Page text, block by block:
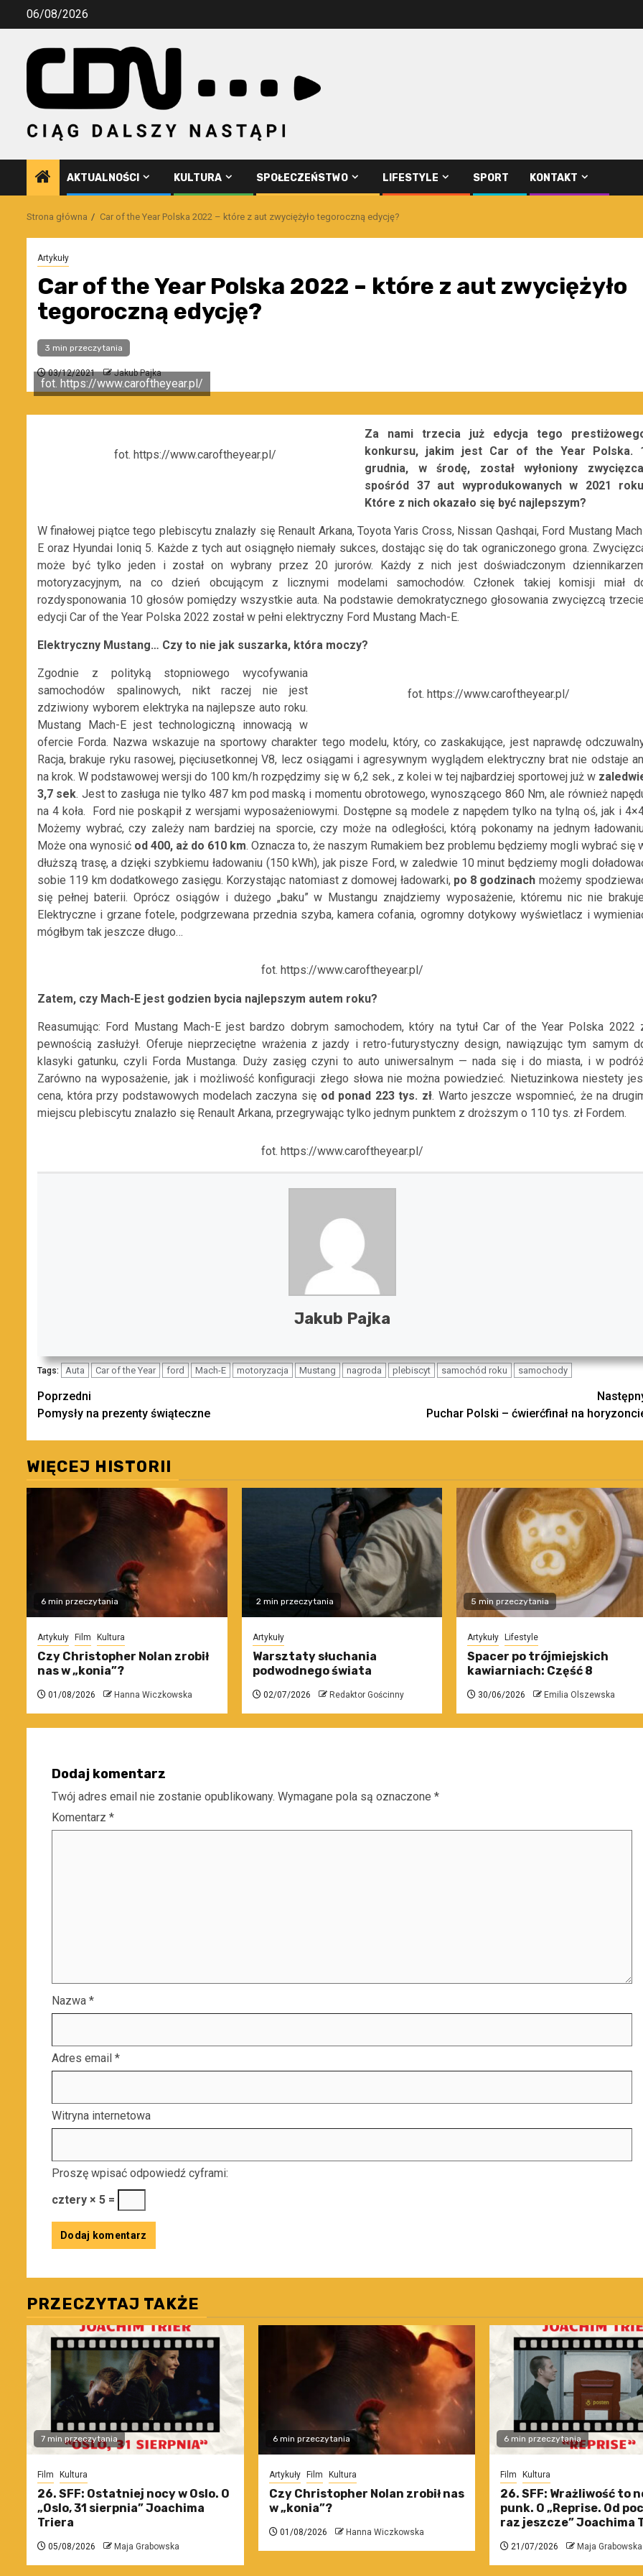
Przejdź06/08/2026
AKTUALNOŚCI KULTURA SPOŁECZEŃSTWO LIFESTYLE SPORT KONTAKT
Strona główna Car of the Year Polska 2022 – które z aut zwyciężyło tegoroczną edycję?
Artykuły
Car of the Year Polska 2022 – które z aut zwyciężyło
tegoroczną edycję?
3 min przeczytania
03/12/2021 Jakub Pajka
fot. https://www.caroftheyear.pl/
fot. https://www.caroftheyear.pl/
Za nami trzecia już edycja tego
konkursu, jakim jest Car of the Year Polska.
grudnia, w środę, został wyłoniony
spośród 37 aut wyprodukowanych w 2021
Które z nich okazało się być najlepszym?
W finałowej piątce tego plebiscytu znalazły się Renault Arkana, Toyota Yaris Cross, Nissan Qashqai, Ford Mustang
E oraz Hyundai Ioniq 5. Każde z tych aut osiągnęło niemały sukces, dostając się do tak ograniczonego grona.
może być tylko jeden i został on wybrany przez 20 jurorów. Każdy z nich jest doświadczonym
motoryzacyjnym, na co dzień obcującym z licznymi modelami samochodów. Członek takiej komisji miał
rozdysponowania 10 głosów pomiędzy wszystkie auta. Na podstawie demokratycznego głosowania zwycięzcą
edycji Car of the Year Polska 2022 został w pełni elektryczny Ford Mustang Mach-E.
Elektryczny Mustang… Czy to nie jak suszarka, która moczy?
fot. https://www.caroftheyear.pl/
Zgodnie z polityką stopniowego wycofywania
samochodów spalinowych, nikt raczej nie jest
zdziwiony wyborem elektryka na najlepsze auto roku.
Mustang Mach-E jest technologiczną innowacją w
ofercie Forda. Nazwa wskazuje na sportowy charakter tego modelu, który, co zaskakujące, jest naprawdę
Racja, brakuje ryku rasowej, pięciusetkonnej V8, lecz osiągami i agresywnym wyglądem elektryczny brat nie odstaje
na krok. W podstawowej wersji do 100 km/h rozpędzimy się w 6,2 sek., z kolei w tej najbardziej sportowej już w
3,7 sek. Jest to zasługa nie tylko 487 km pod maską i momentu obrotowego, wynoszącego 860 Nm, ale również
na 4 koła. Ford nie poskąpił z wersjami wyposażeniowymi. Dostępne są modele z napędem tylko na tylną oś, jak i
Możemy wybrać, czy zależy nam bardziej na sporcie, czy może na odległości, którą pokonamy na jednym
Może ona wynosić od 400, aż do 610 km. Oznacza to, że naszym Rumakiem bez problemu będziemy mogli wybrać się
dłuższą trasę, a dzięki szybkiemu ładowaniu (150 kWh), jak pisze Ford, w zaledwie 10 minut będziemy mogli
sobie 119 km dodatkowego zasięgu. Korzystając natomiast z domowej ładowarki, po 8 godzinach możemy
się pełnej baterii. Oprócz osiągów i dużego „baku” w Mustangu znajdziemy wyposażenie, któremu nic nie
Elektryczne i grzane fotele, podgrzewana przednia szyba, kamera cofania, ogromny dotykowy wyświetlacz i
mógłbym tak jeszcze długo…
fot. https://www.caroftheyear.pl/
Zatem, czy Mach-E jest godzien bycia najlepszym autem roku?
Reasumując: Ford Mustang Mach-E jest bardzo dobrym samochodem, który na tytuł Car of the Year Polska 2022
pewnością zasłużył. Oferuje nieprzeciętne wrażenia z jazdy i retro-futurystyczny design, nawiązując tym samym
klasyki gatunku, czyli Forda Mustanga. Duży zasięg czyni to auto uniwersalnym — nada się i do miasta, i w
Zarówno na wyposażenie, jak i możliwość konfiguracji złego słowa nie można powiedzieć. Nietuzinkowa niestety
cena, która przy podstawowych modelach zaczyna się od ponad 223 tys. zł. Warto jeszcze wspomnieć, że na
miejscu plebiscytu znalazło się Renault Arkana, przegrywając tylko jednym punktem z droższym o 110 tys. zł Fordem.
fot. https://www.caroftheyear.pl/
Jakub Pajka
Tags: Auta Car of the Year ford Mach-E motoryzacja Mustang nagroda plebiscyt samochód roku samochody
Zobacz
wpisy
Poprzedni
Pomysły na prezenty świąteczne
Puchar Polski – ćwierćfinał na
WIĘCEJ HISTORII
6 min przeczytania
Artykuły Film Kultura
Czy Christopher Nolan zrobił
nas w „konia”?
01/08/2026 Hanna Wiczkowska
2 min przeczytania
Artykuły
Warsztaty słuchania
podwodnego świata
02/07/2026 Redaktor Gościnny
5 min przeczytania
Artykuły Lifestyle
Spacer po trójmiejskich
kawiarniach: Część 8
30/06/2026 Emilia Olszewska
Dodaj komentarz
Twój adres email nie zostanie opublikowany. Wymagane pola są oznaczone *
Komentarz *
Nazwa *
Adres email *
Witryna internetowa
Proszę wpisać odpowiedź cyframi:
cztery × 5 =
PRZECZYTAJ TAKŻE
7 min przeczytania
Film Kultura
26. SFF: Ostatniej nocy w Oslo. O
„Oslo, 31 sierpnia” Joachima
Triera
05/08/2026 Maja Grabowska
6 min przeczytania
Artykuły Film Kultura
Czy Christopher Nolan zrobił nas
w „konia”?
01/08/2026 Hanna Wiczkowska
6 min przeczytania
Film Kultura
26. SFF: Wrażliwość to
punk. O „Reprise. Od
raz jeszcze” Joachima
21/07/2026 Maja Grabowska